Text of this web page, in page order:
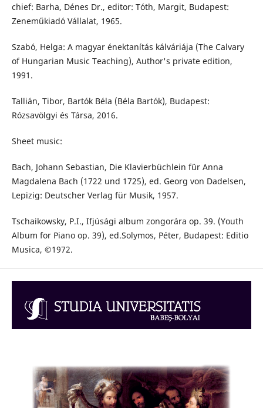
chief: Barha, Dénes Dr., editor: Tóth, Margit, Budapest:
Zeneműkiadó Vállalat, 1965.
Szabó, Helga: A magyar énektanítás kálváriája (The Calvary
of Hungarian Music Teaching), Author's private edition,
1991.
Tallián, Tibor, Bartók Béla (Béla Bartók), Budapest:
Rózsavölgyi és Társa, 2016.
Sheet music:
Bach, Johann Sebastian, Die Klavierbüchlein für Anna
Magdalena Bach (1722 und 1725), ed. Georg von Dadelsen,
Lepizig: Deutscher Verlag für Musik, 1957.
Tschaikowsky, P.I., Ifjúsági album zongorára op. 39. (Youth
Album for Piano op. 39), ed.Solymos, Péter, Budapest: Editio
Musica, ©1972.